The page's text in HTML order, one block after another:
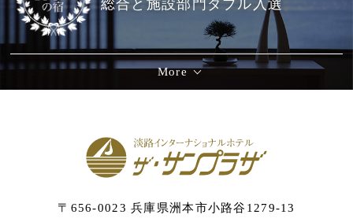
総合と施設部門ダブル入選
More
〒656-0023 兵庫県洲本市小路谷1279-13